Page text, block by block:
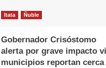
Itata Ñuble
Gobernador Crisóstomo
alerta por grave impacto
municipios reportan cerca